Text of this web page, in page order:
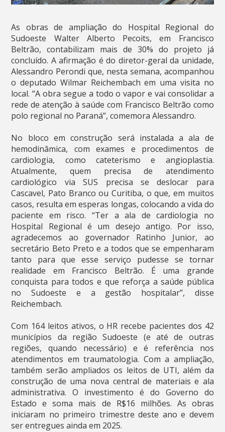
As obras de ampliação do Hospital Regional do
Sudoeste Walter Alberto Pecoits, em Francisco
Beltrão, contabilizam mais de 30% do projeto já
concluído. A afirmação é do diretor-geral da unidade,
Alessandro Perondi que, nesta semana, acompanhou
o deputado Wilmar Reichembach em uma visita no
local. “A obra segue a todo o vapor e vai consolidar a
rede de atenção à saúde com Francisco Beltrão como
polo regional no Paraná”, comemora Alessandro.
No bloco em construção será instalada a ala de
hemodinâmica, com exames e procedimentos de
cardiologia, como cateterismo e angioplastia.
Atualmente, quem precisa de atendimento
cardiológico via SUS precisa se deslocar para
Cascavel, Pato Branco ou Curitiba, o que, em muitos
casos, resulta em esperas longas, colocando a vida do
paciente em risco. “Ter a ala de cardiologia no
Hospital Regional é um desejo antigo. Por isso,
agradecemos ao governador Ratinho Junior, ao
secretário Beto Preto e a todos que se empenharam
tanto para que esse serviço pudesse se tornar
realidade em Francisco Beltrão. É uma grande
conquista para todos e que reforça a saúde pública
no Sudoeste e a gestão hospitalar”, disse
Reichembach.
Com 164 leitos ativos, o HR recebe pacientes dos 42
municípios da região Sudoeste (e até de outras
regiões, quando necessário) e é referência nos
atendimentos em traumatologia. Com a ampliação,
também serão ampliados os leitos de UTI, além da
construção de uma nova central de materiais e ala
administrativa. O investimento é do Governo do
Estado e soma mais de R$16 milhões. As obras
iniciaram no primeiro trimestre deste ano e devem
ser entregues ainda em 2025.